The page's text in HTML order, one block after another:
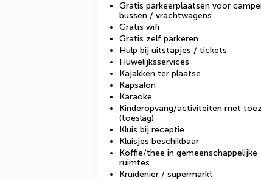
Gratis parkeerplaatsen voor
bussen / vrachtwagens
Gratis wifi
Gratis zelf parkeren
Hulp bij uitstapjes / tickets
Huwelijksservices
Kajakken ter plaatse
Kapsalon
Karaoke
Kinderopvang/activiteiten met
(toeslag)
Kluis bij receptie
Kluisjes beschikbaar
Koffie/thee in gemeenschappelijke
ruimtes
Kruidenier / supermarkt